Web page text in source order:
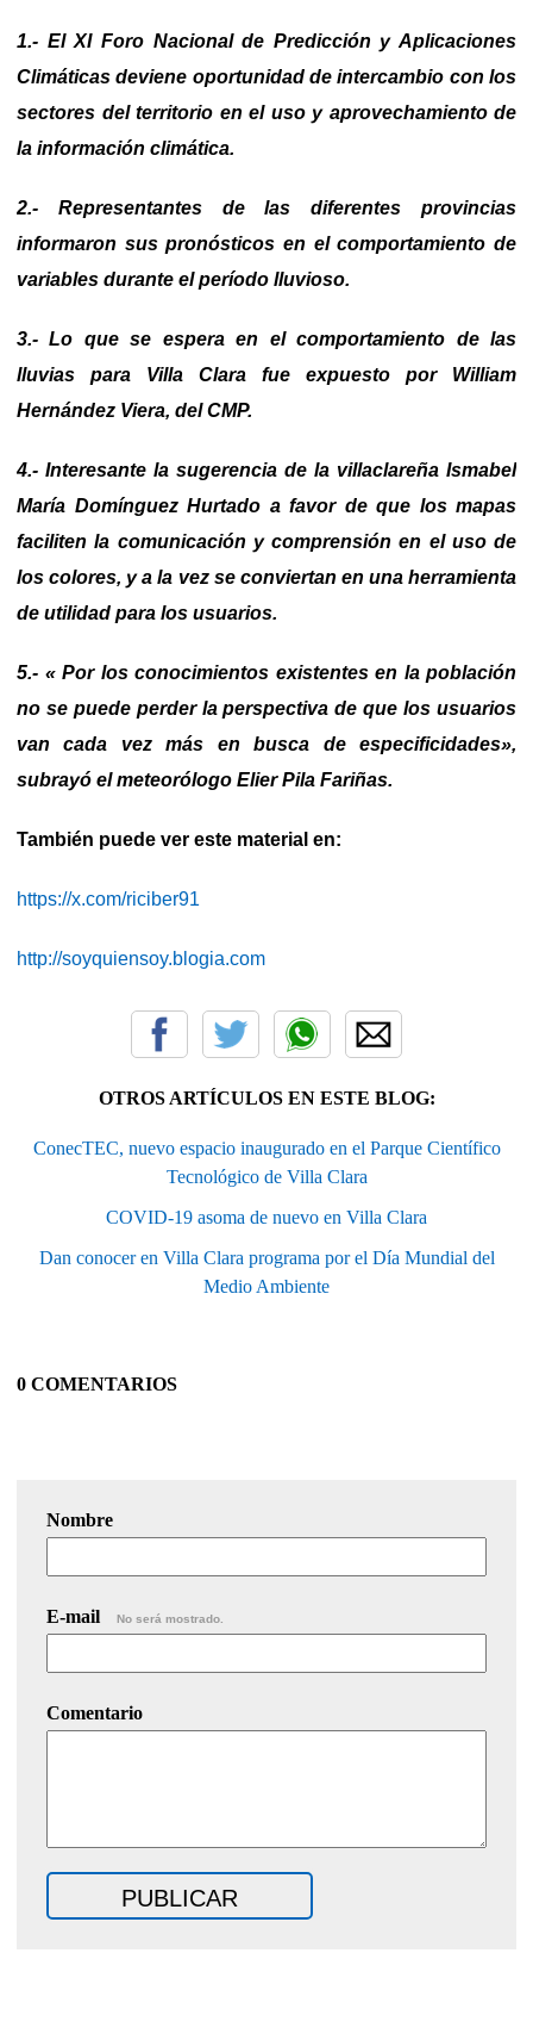
1.- El XI Foro Nacional de Predicción y Aplicaciones
Climáticas deviene oportunidad de intercambio con los
sectores del territorio en el uso y aprovechamiento de
la información climática.
2.- Representantes de las diferentes provincias
informaron sus pronósticos en el comportamiento de
variables durante el período lluvioso.
3.- Lo que se espera en el comportamiento de las
lluvias para Villa Clara fue expuesto por William
Hernández Viera, del CMP.
4.- Interesante la sugerencia de la villaclareña Ismabel
María Domínguez Hurtado a favor de que los mapas
faciliten la comunicación y comprensión en el uso de
los colores, y a la vez se conviertan en una herramienta
de utilidad para los usuarios.
5.- « Por los conocimientos existentes en la población
no se puede perder la perspectiva de que los usuarios
van cada vez más en busca de especificidades»,
subrayó el meteorólogo Elier Pila Fariñas.
También puede ver este material en:
https://x.com/riciber91
http://soyquiensoy.blogia.com
OTROS ARTÍCULOS EN ESTE BLOG:
ConecTEC, nuevo espacio inaugurado en el Parque Científico
Tecnológico de Villa Clara
COVID-19 asoma de nuevo en Villa Clara
Dan conocer en Villa Clara programa por el Día Mundial del
Medio Ambiente
0 COMENTARIOS
Nombre
E-mail No será mostrado.
Comentario